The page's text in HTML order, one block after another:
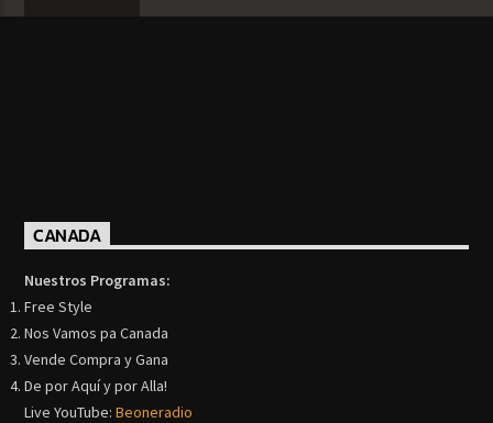
CANADA
Nuestros Programas:
Free Style
Nos Vamos pa Canada
Vende Compra y Gana
De por Aquí y por Alla!
Live YouTube:Beoneradio